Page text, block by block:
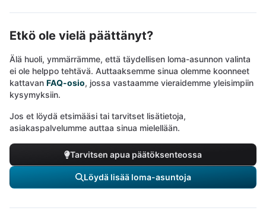
Etkö ole vielä päättänyt?
Älä huoli, ymmärrämme, että täydellisen loma-asunnon valinta
ei ole helppo tehtävä. Auttaaksemme sinua olemme koonneet
kattavan FAQ-osio, jossa vastaamme vieraidemme yleisimpiin
kysymyksiin.
Jos et löydä etsimääsi tai tarvitset lisätietoja,
asiakaspalvelumme auttaa sinua mielellään.
Tarvitsen apua päätöksenteossa
Löydä lisää loma-asuntoja